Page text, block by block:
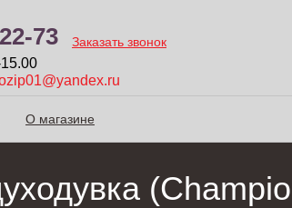
73 Заказать звонок
О магазине